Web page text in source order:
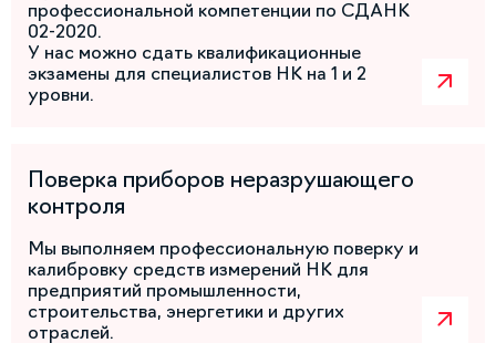
профессиональной компетенции по СДАНК
02-2020.
У нас можно сдать квалификационные
экзамены для специалистов НК на 1 и 2
уровни.
Поверка приборов неразрушающего
контроля
Мы выполняем профессиональную поверку и
калибровку средств измерений НК для
предприятий промышленности,
строительства, энергетики и других
отраслей.